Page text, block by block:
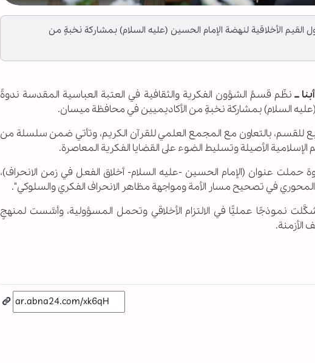
الأخلاقية لنهضة الإمام الحسين (عليه السلام) بمشاركة نخبةٍ من
ــ نظّم قسمُ الشؤون الفكرية والثقافية في العتبة العباسية المقدسة ندوةً
(عليه السلام) بمشاركة نخبةٍ من الأكاديميين في محافظة ميسان.
للقسم، بالتعاون مع المجمع العلمي للقرآن الكريم، وتأتي ضمن سلسلة من
الإسلامية الأصيلة وتسليط الضوء على القضايا الفكرية المعاصرة.
حملت عنوان (الإمام الحسين -عليه السلام- أخلاق الفعل في زمن الانحراف)،
المحوري في تصحيح مسار الأمة ومواجهة مظاهر الانحراف الفكري والسلوكي".
نموذجًا عمليًّا في الالتزام الأخلاقي وتحمل المسؤولية، وأسَّست لمنهجٍ
الأزمنة.